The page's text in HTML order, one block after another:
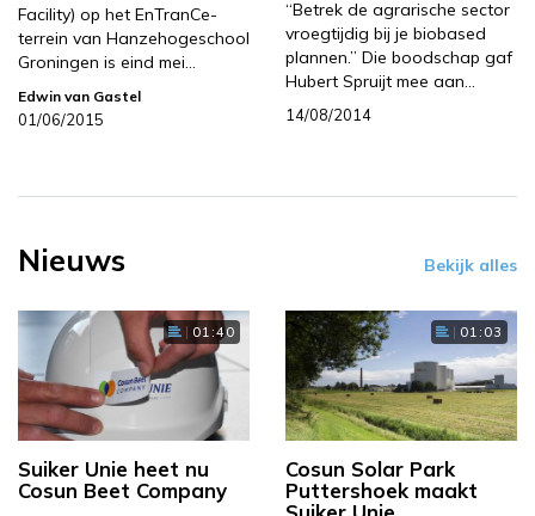
Facility) op het EnTranCe-
terrein van Hanzehogeschool
Groningen is eind mei…
Edwin van Gastel
01/06/2015
“Betrek de agrarische sector
vroegtijdig bij je biobased
plannen.” Die boodschap gaf
Hubert Spruijt mee aan…
14/08/2014
Nieuws Bekijk alles
01:40
Suiker Unie heet nu
Cosun Beet Company
01:03
Cosun Solar Park
Puttershoek maakt